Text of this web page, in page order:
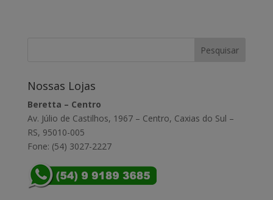
Nossas Lojas
Beretta – Centro
Av. Júlio de Castilhos, 1967 – Centro, Caxias do Sul –
RS, 95010-005
Fone: (54) 3027-2227